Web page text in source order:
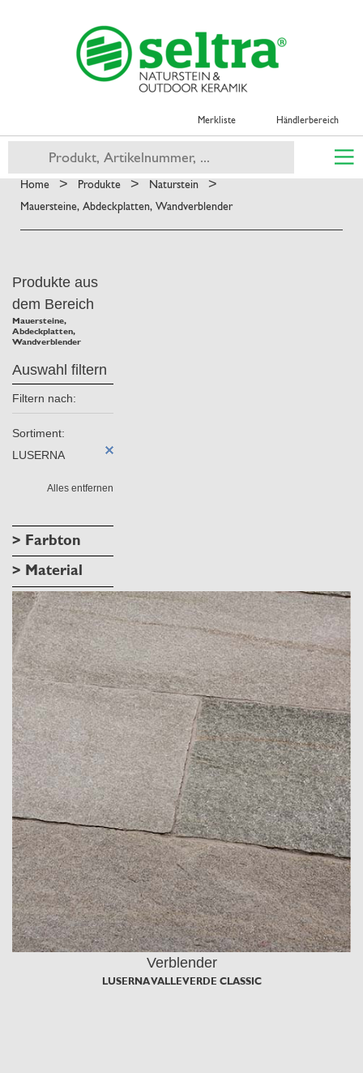
Merkliste Händlerbereich
Home > Produkte > Naturstein >
Mauersteine, Abdeckplatten, Wandverblender
Produkte aus
dem Bereich
Mauersteine,
Abdeckplatten,
Wandverblender
Auswahl filtern
Filtern nach:
Sortiment:
LUSERNA
Alles entfernen
> Farbton
> Material
Verblender
LUSERNA VALLEVERDE CLASSIC